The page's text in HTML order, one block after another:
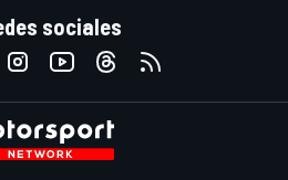
sociales